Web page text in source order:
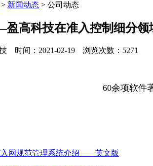
> 新闻动态 > 公司动态
高科技在准入控制细分领
时间：2021-02-19 浏览次数：5271
60余项软件
网规范管理系统介绍——英文版